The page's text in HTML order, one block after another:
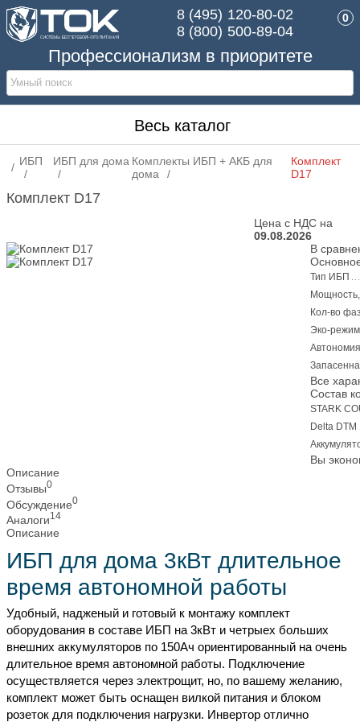
Профессионализм в приоритете
8 (495) 120-80-02
8 (800) 500-89-04
0
Весь каталог
ИБП ИБП для дома Комплекты ИБП + АКБ для
дома
Комплект
D17
Комплект D17
Цена с НДС на
09.08.2026
В
Тип ИБП
Кол-во
Эко-
Все
Состав
STARK
Delta
Вы
Описание
Отзывы0
Обсуждение0
Аналоги14
Описание
ИБП для дома 3кВт длительное
время автономной работы
Удобный, надженый и готовый к монтажу комплект
оборудования в составе ИБП на 3кВт и четрыех больших
внешних аккумуляторов по 150Ач ориентированный на очень
длительное время автономной работы. Подключение
осуществляется через электрощит, но, по вашему желанию,
комплект может быть оснащен вилкой питания и блоком
розеток для подключения нагрузки. Инвертор отлично